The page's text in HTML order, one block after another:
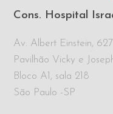
Cons. Hospital
Av. Albert Einstein, 627
Pavilhão Vicky e
Bloco A1, sala 218
São Paulo -SP